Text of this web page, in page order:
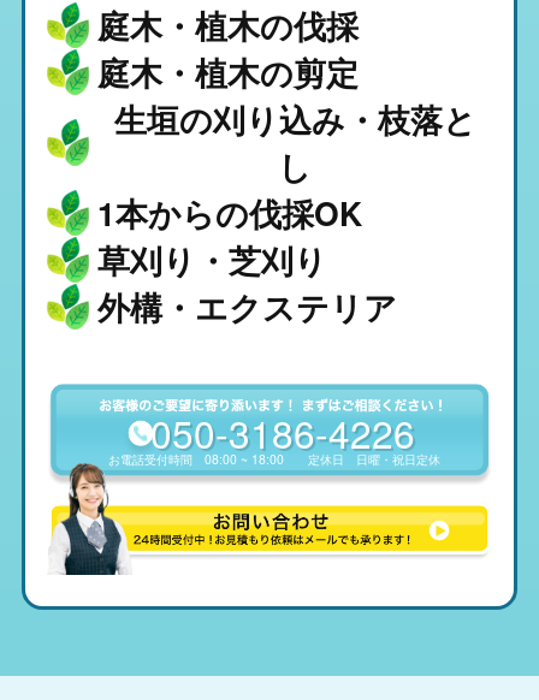
庭木・植木の伐採
1本からの伐採OK
庭木・植木の剪定
草刈り・芝刈り
生垣の刈り込み・枝落と
し
外構・エクステリア
050-3186-4226
お電話受付時間08:00 ~ 18:00 定休日 日曜・祝日定休